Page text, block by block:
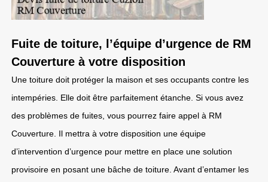
Fuite de toiture, l’équipe d’urgence de RM
Couverture à votre disposition
Une toiture doit protéger la maison et ses occupants contre les
intempéries. Elle doit être parfaitement étanche. Si vous avez
des problèmes de fuites, vous pourrez faire appel à RM
Couverture. Il mettra à votre disposition une équipe
d’intervention d’urgence pour mettre en place une solution
provisoire en posant une bâche de toiture. Avant d’entamer les